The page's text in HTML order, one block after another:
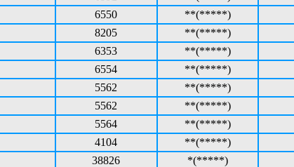
6550 **(*****)
8205 **(*****)
6353 **(*****)
6554 **(*****)
5562 **(*****)
5562 **(*****)
5564 **(*****)
4104 **(*****)
38826 *(*****)